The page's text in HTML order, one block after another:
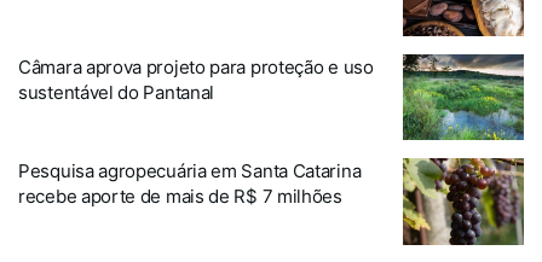
Câmara aprova projeto para proteção e uso
sustentável do Pantanal
Pesquisa agropecuária em Santa Catarina
recebe aporte de mais de R$ 7 milhões